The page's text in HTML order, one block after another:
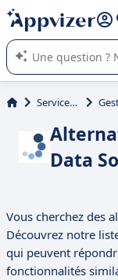
répondre (plusieurs
L'IA de Appvizer
logiciel SaaS en
Services informatiques
Data
Vous cherchez des
Découvrez notre
qui peuvent
fonctionnalités